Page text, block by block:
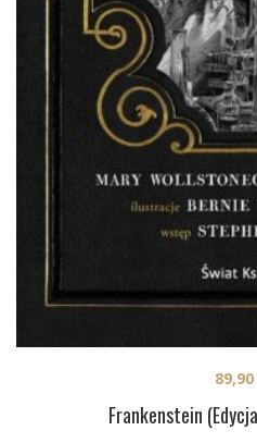
Frankenstein
89,90